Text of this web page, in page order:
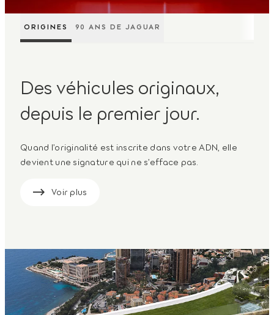
ORIGINES 90 ANS DE JAGUAR
Des véhicules originaux,
depuis le premier jour.
Quand l’originalité est inscrite dans votre ADN, elle
devient une signature qui ne s’efface pas.
Voir plus